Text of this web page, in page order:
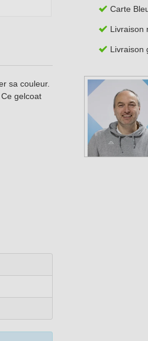
sa couleur.
gelcoat
Carte
Livraison
Livraison